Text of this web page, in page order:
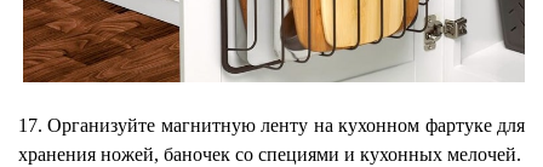
17. Организуйте магнитную ленту на кухонном фартуке для
хранения ножей, баночек со специями и кухонных мелочей.